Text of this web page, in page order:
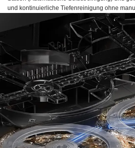
und kontinuierliche Tiefenreinigung ohne